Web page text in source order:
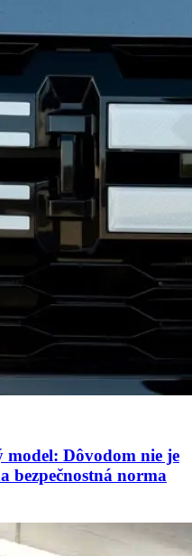
Dôvodom nie je
bezpečnostná norma